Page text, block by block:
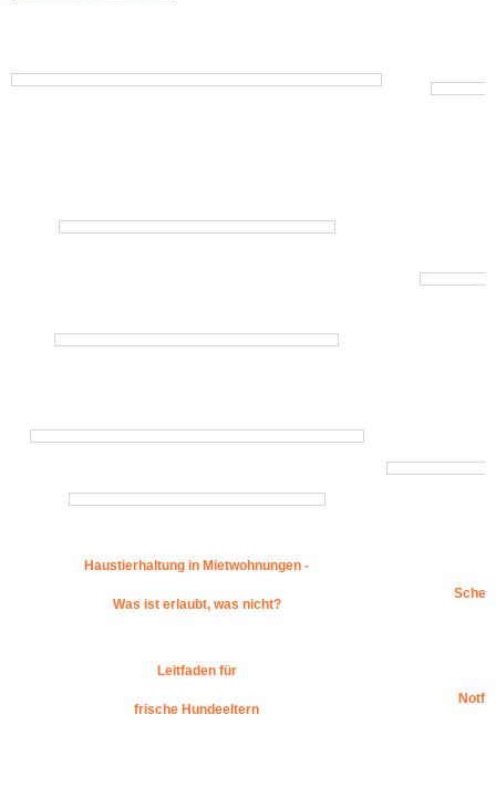
Haustierhaltung in Mietwohnungen -
Was ist erlaubt, was nicht?
Leitfaden für
frische Hundeeltern